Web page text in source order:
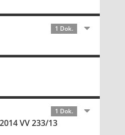
1 Dok.
1 Dok.
VV 233/13